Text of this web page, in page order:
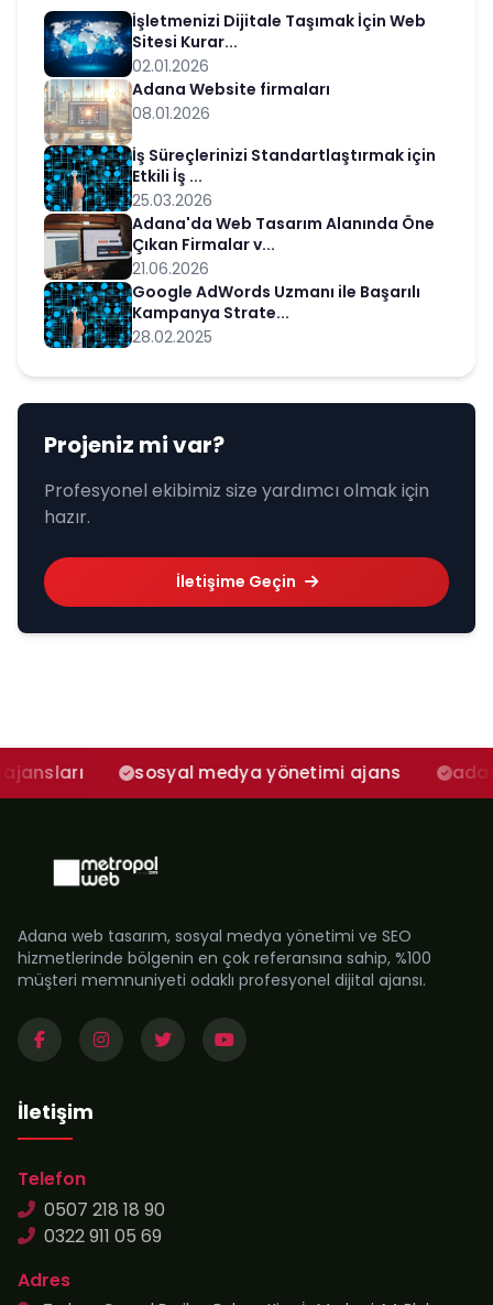
İşletmenizi Dijitale Taşımak İçin Web
Sitesi Kurar...
02.01.2026
Adana Website firmaları
08.01.2026
İş Süreçlerinizi Standartlaştırmak için
Etkili İş ...
25.03.2026
Adana'da Web Tasarım Alanında Öne
Çıkan Firmalar v...
21.06.2026
Google AdWords Uzmanı ile Başarılı
Kampanya Strate...
28.02.2025
Projeniz mi var?
Profesyonel ekibimiz size yardımcı olmak için
hazır.
İletişime Geçin
sosyal medya yönetimi ajans adana
Adana web tasarım, sosyal medya yönetimi ve SEO
hizmetlerinde bölgenin en çok referansına sahip, %100
müşteri memnuniyeti odaklı profesyonel dijital ajansı.
İletişim
Telefon
0507 218 18 90
0322 911 05 69
Adres